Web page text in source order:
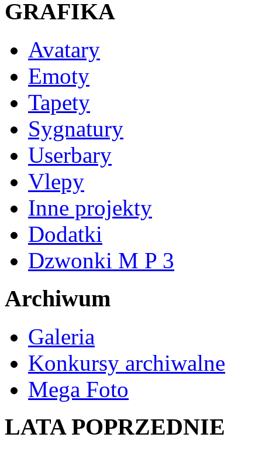
GRAFIKA
Avatary
Emoty
Tapety
Sygnatury
Userbary
Vlepy
Inne projekty
Dodatki
Dzwonki M P 3
Archiwum
Galeria
Konkursy archiwalne
Mega Foto
LATA POPRZEDNIE